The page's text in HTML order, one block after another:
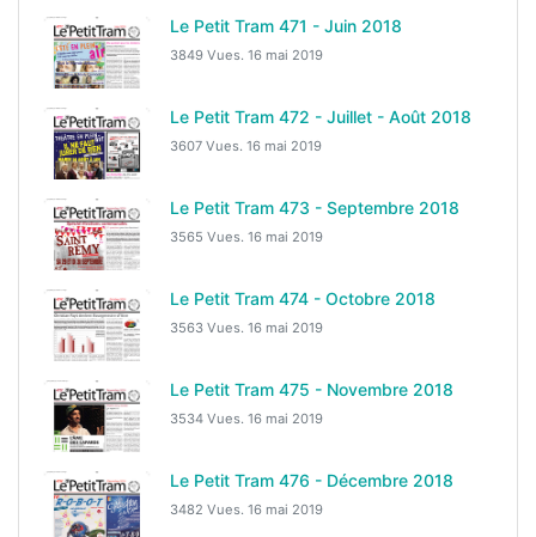
Le Petit Tram 471 - Juin 2018
3849 Vues. 16 mai 2019
Le Petit Tram 472 - Juillet - Août 2018
3607 Vues. 16 mai 2019
Le Petit Tram 473 - Septembre 2018
3565 Vues. 16 mai 2019
Le Petit Tram 474 - Octobre 2018
3563 Vues. 16 mai 2019
Le Petit Tram 475 - Novembre 2018
3534 Vues. 16 mai 2019
Le Petit Tram 476 - Décembre 2018
3482 Vues. 16 mai 2019